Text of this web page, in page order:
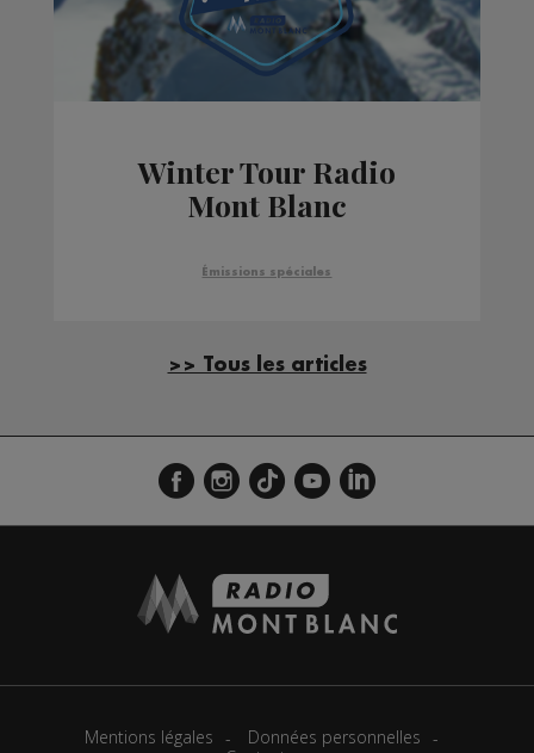
Winter Tour Radio
Mont Blanc
Émissions spéciales
>> Tous les articles
Mentions légales
Données personnelles